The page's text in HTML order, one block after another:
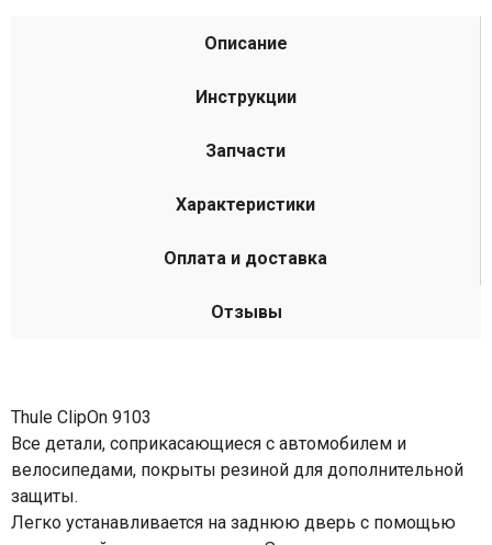
Описание
Инструкции
Запчасти
Характеристики
Оплата и доставка
Отзывы
Thule ClipOn 9103
Все детали, соприкасающиеся с автомобилем и
велосипедами, покрыты резиной для дополнительной
защиты.
Легко устанавливается на заднюю дверь с помощью